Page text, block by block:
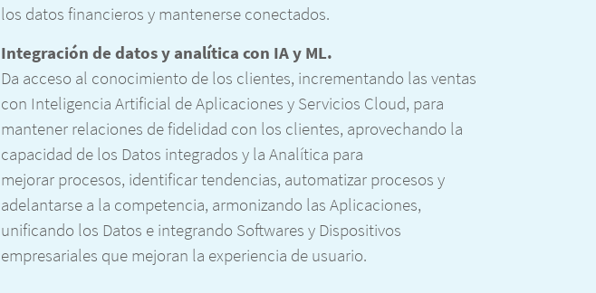
los datos financieros y mantenerse conectados.
Integración de datos y analítica con IA y ML.
Da acceso al conocimiento de los clientes, incrementando las ventas
con Inteligencia Artificial de Aplicaciones y Servicios Cloud, para
mantener relaciones de fidelidad con los clientes, aprovechando la
capacidad de los Datos integrados y la Analítica para
mejorar procesos, identificar tendencias, automatizar procesos y
adelantarse a la competencia, armonizando las Aplicaciones,
unificando los Datos e integrando Softwares y Dispositivos
empresariales que mejoran la experiencia de usuario.